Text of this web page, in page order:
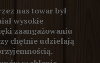
nas towar był
wysokie
zaangażowaniu
chętnie udzielają